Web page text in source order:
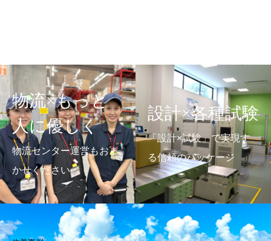
物流×もっと
人に優しく
物流センター運営もおま
かせください
設計×各種試験
「設計×試験」で実現す
る信頼のパッケージ